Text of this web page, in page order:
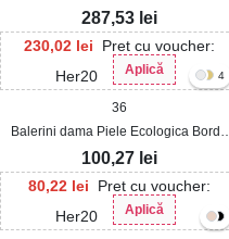
Intoarsa Bordo Porsha
230,02 lei
Pret cu voucher:
Her20
Aplică
287,53 lei
4
36
Balerini dama Piele Ecologica Bordo
Yazan
80,22 lei
Pret cu voucher:
Her20
Aplică
100,27 lei